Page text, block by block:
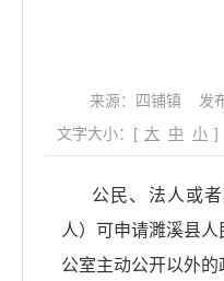
来源：四铺镇
发
文字大小：[ 大 中 小 ]
公民、法人或
人）可申请濉溪县
公室主动公开以外